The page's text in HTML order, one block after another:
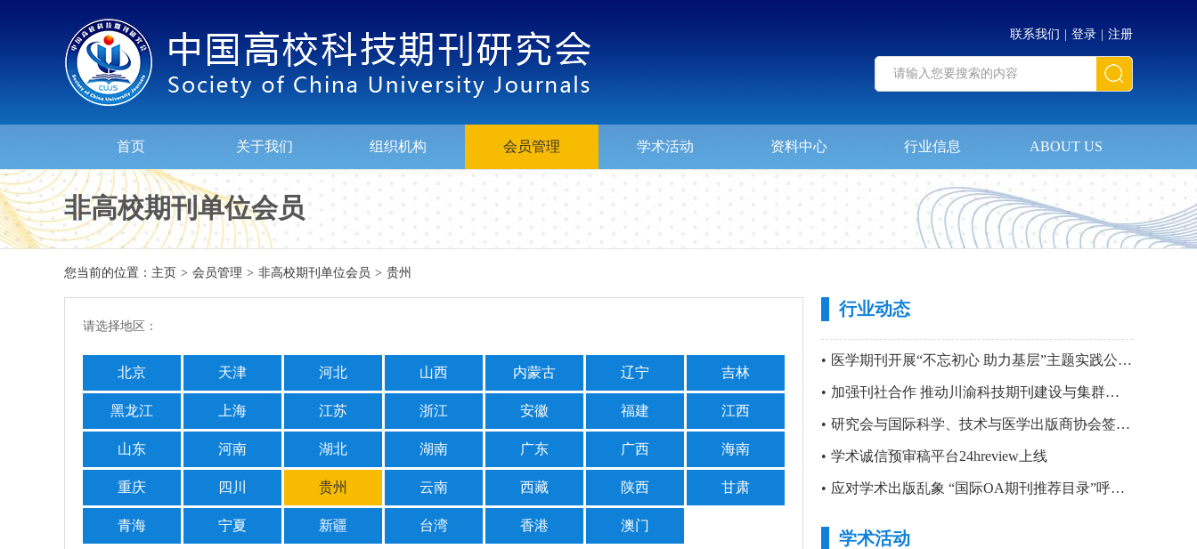
联系我们 登录 注册
首页 关于我们 组织机构 会员管理 学术活动 资料中心 行业信息 ABOUT US
非高校期刊单位会员
您当前的位置： 主页 > 会员管理 > 非高校期刊单位会员 > 贵州
请选择地区：
北京 天津 河北 山西 内蒙古 辽宁 吉林
黑龙江 上海 江苏 浙江 安徽 福建 江西
山东 河南 湖北 湖南 广东 广西 海南
重庆 四川 贵州 云南 西藏 陕西 甘肃
青海 宁夏 新疆 台湾 香港 澳门
行业动态
• 医学期刊开展“不忘初心 助力基层”主题实践公益活动暨 第四站“只要主义真 明翰故里行”党建活动
• 加强刊社合作 推动川渝科技期刊建设与集群化发展
• 研究会与国际科学、技术与医学出版商协会签署合作备忘录
• 学术诚信预审稿平台24hreview上线
• 应对学术出版乱象 “国际OA期刊推荐目录”呼之欲出
学术活动